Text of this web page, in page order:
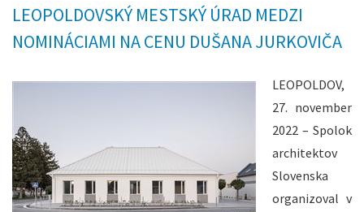
LEOPOLDOVSKÝ MESTSKÝ ÚRAD MEDZI
NOMINÁCIAMI NA CENU DUŠANA JURKOVIČA
LEOPOLDOV,
27. november
2022 – Spolok
architektov
Slovenska
organizoval v